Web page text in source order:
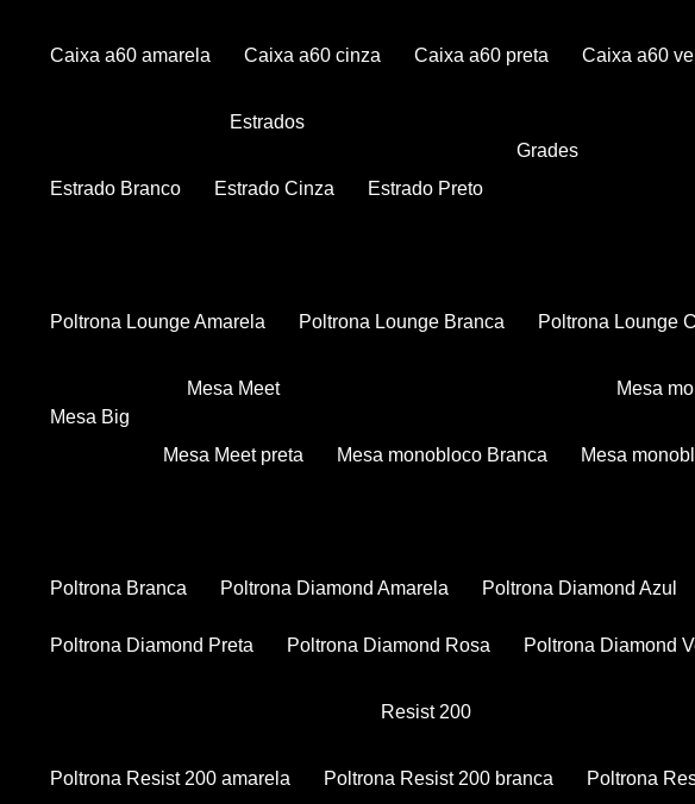
Caixa a60 amarela Caixa a60 cinza Caixa a60 preta Caixa a60
Estrados
Estrado Branco Estrado Cinza Estrado Preto
Grades
Poltrona Lounge Amarela Poltrona Lounge Branca Poltrona Lounge
Mesa Big
Mesa Meet
Mesa Meet preta
Mesa
Mesa monobloco Branca Mesa
Poltrona Branca Poltrona Diamond Amarela Poltrona Diamond Azul
Poltrona Diamond Preta Poltrona Diamond Rosa Poltrona Diamond
Resist 200
Poltrona Resist 200 amarela Poltrona Resist 200 branca Poltrona